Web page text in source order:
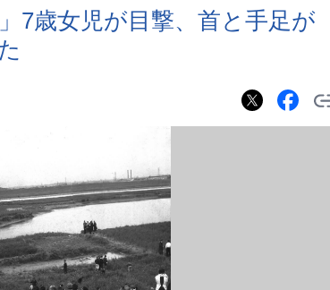
7歳女児が目撃、首と手足が